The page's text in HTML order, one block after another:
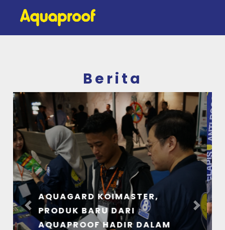
Berita
RAMADAN 2024, AQUAPROOF
JALIN SILATURAHMI MELALUI
#AQUAPROOFBERBAGI DAN
Previous Next